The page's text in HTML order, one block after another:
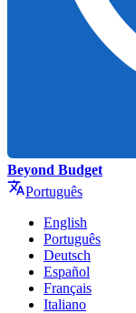
Beyond Budget
Português
English
Português
Deutsch
Español
Français
Italiano